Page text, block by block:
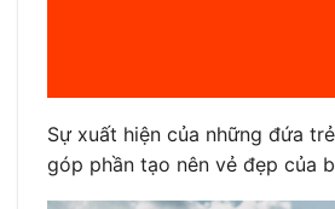
Sự xuất hiện của những đứa
góp phần tạo nên vẻ đẹp của